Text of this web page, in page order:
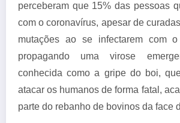
perceberam que 15% das pessoas
com o coronavírus, apesar de
mutações ao se infectarem com
propagando uma virose
conhecida como a gripe do boi,
atacar os humanos de forma fatal,
parte do rebanho de bovinos da face